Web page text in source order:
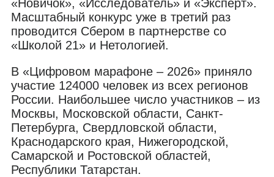
«Новичок», «Исследователь» и «Эксперт».
Масштабный конкурс уже в третий раз
проводится Сбером в партнерстве со
«Школой 21» и Нетологией.
В «Цифровом марафоне – 2026» приняло
участие 124000 человек из всех регионов
России. Наибольшее число участников – из
Москвы, Московской области, Санкт-
Петербурга, Свердловской области,
Краснодарского края, Нижегородской,
Самарской и Ростовской областей,
Республики Татарстан.